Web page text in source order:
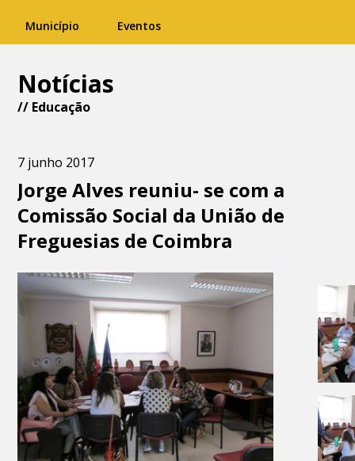
Município Eventos
Notícias
// Educação
7 junho 2017
Jorge Alves reuniu- se com a
Comissão Social da União de
Freguesias de Coimbra